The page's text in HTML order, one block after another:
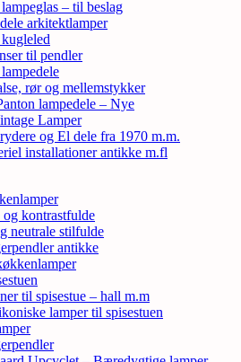
– til beslag
arkitektlamper
til pendler
rør og mellemstykker
lampedele – Nye
Lamper
og El dele fra 1970 m.m.
installationer antikke m.fl
og kontrastfulde
neutrale stilfulde
antikke
til spisestue – hall m.m
lamper til spisestuen